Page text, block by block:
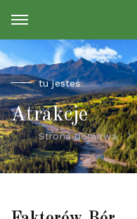
tu jesteś
Atrakcje
Strona domowa